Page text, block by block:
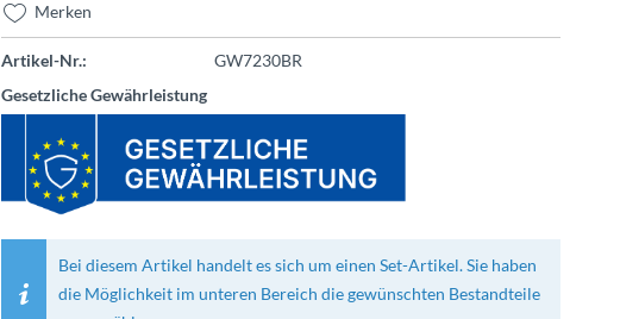
Merken
Artikel-Nr.:
GW7230BR
Gesetzliche Gewährleistung
Bei diesem Artikel handelt es sich um einen Set-Artikel. Sie haben
die Möglichkeit im unteren Bereich die gewünschten Bestandteile